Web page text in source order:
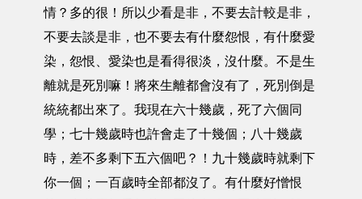
情？多的很！所以少看是非，不要去計較是非，
不要去談是非，也不要去有什麼怨恨，有什麼愛
染，怨恨、愛染也是看得很淡，沒什麼。不是生
離就是死別嘛！將來生離都會沒有了，死別倒是
統統都出來了。我現在六十幾歲，死了六個同
學；七十幾歲時也許會走了十幾個；八十幾歲
時，差不多剩下五六個吧？！九十幾歲時就剩下
你一個；一百歲時全部都沒了。有什麼好憎恨